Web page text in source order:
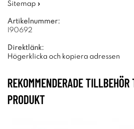
Sitemap »
Artikelnummer:
I90692
Direktlänk:
Högerklicka och kopiera adressen
REKOMMENDERADE
PRODUKT